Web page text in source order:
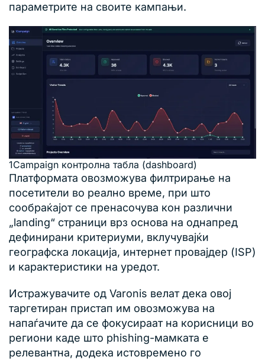
параметрите на своите кампањи.
1Campaign контролна табла (dashboard)
Платформата овозможува филтрирање на
посетители во реално време, при што
сообраќајот се пренасочува кон различни
„landing“ страници врз основа на однапред
дефинирани критериуми, вклучувајќи
географска локација, интернет провајдер (ISP)
и карактеристики на уредот.
Истражувачите од Varonis велат дека овој
таргетиран пристап им овозможува на
напаѓачите да се фокусираат на корисници во
региони каде што phishing-мамката е
релевантна, додека истовремено го